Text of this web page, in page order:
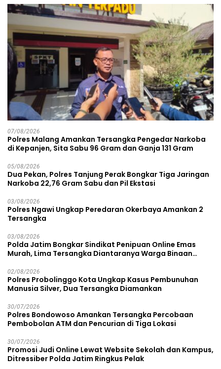
07/08/2026
Polres Malang Amankan Tersangka Pengedar Narkoba
di Kepanjen, Sita Sabu 96 Gram dan Ganja 131 Gram
05/08/2026
Dua Pekan, Polres Tanjung Perak Bongkar Tiga Jaringan
Narkoba 22,76 Gram Sabu dan Pil Ekstasi
03/08/2026
Polres Ngawi Ungkap Peredaran Okerbaya Amankan 2
Tersangka
03/08/2026
Polda Jatim Bongkar Sindikat Penipuan Online Emas
Murah, Lima Tersangka Diantaranya Warga Binaan
02/08/2026
Polres Probolinggo Kota Ungkap Kasus Pembunuhan
Manusia Silver, Dua Tersangka Diamankan
30/07/2026
Polres Bondowoso Amankan Tersangka Percobaan
Pembobolan ATM dan Pencurian di Tiga Lokasi
30/07/2026
Promosi Judi Online Lewat Website Sekolah dan Kampus,
Ditressiber Polda Jatim Ringkus Pelak